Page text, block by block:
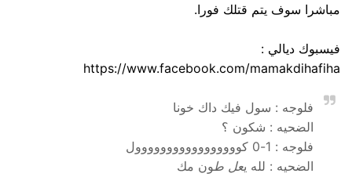
مباشرا سوف يتم قتلك فورا.
فيسبوك ديالي :
https://www.facebook.com/mamakdihafiha
فلوجه : سول فيك داك خونا
الضحيه : شكون ؟
فلوجه : 1-0 كووووووووووووووووول
الضحيه : لله يعل طون مك